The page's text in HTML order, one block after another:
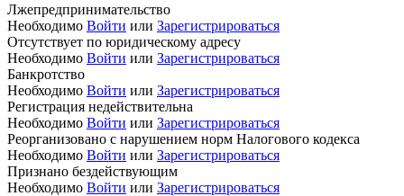
Лжепредпринимательство
Необходимо Войти или Зарегистрироваться
Отсутствует по юридическому адресу
Необходимо Войти или Зарегистрироваться
Банкротство
Необходимо Войти или Зарегистрироваться
Регистрация недействительна
Необходимо Войти или Зарегистрироваться
Реорганизовано с нарушением норм Налогового кодекса
Необходимо Войти или Зарегистрироваться
Признано бездействующим
Необходимо Войти или Зарегистрироваться